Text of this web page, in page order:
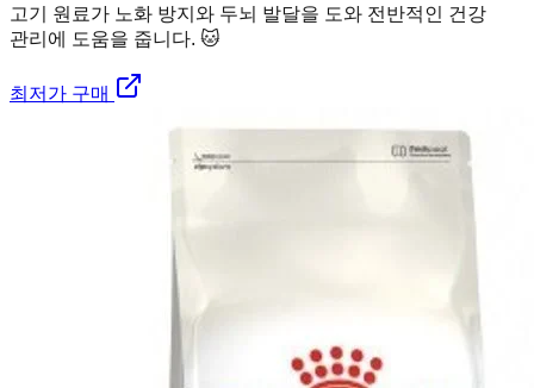
고기 원료가 노화 방지와 두뇌 발달을 도와 전반적인 건강
관리에 도움을 줍니다. 🐱
최저가 구매